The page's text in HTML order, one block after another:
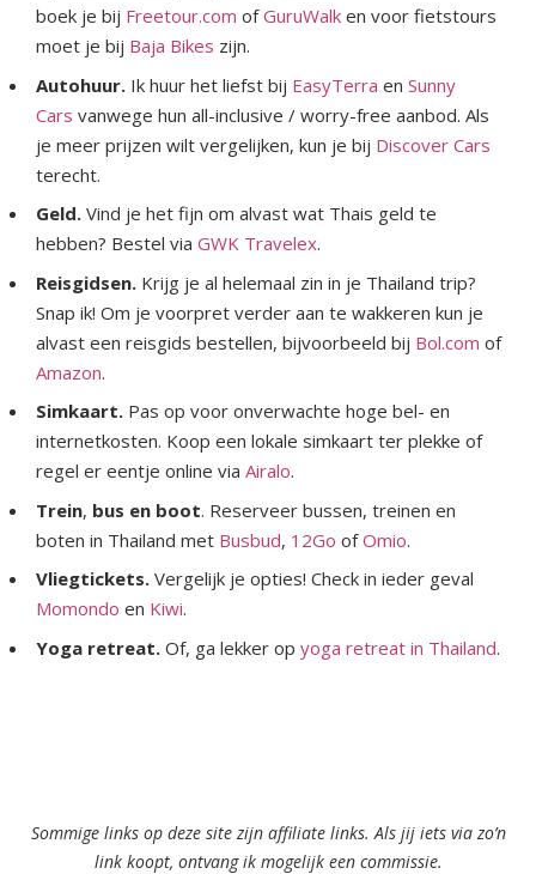
boek je bij Freetour.com ofGuruWalk en voor fietstours
moet je bij Baja Bikes zijn.
Autohuur. Ik huur het liefst bij EasyTerra en Sunny
Cars vanwege hun all-inclusive / worry-free aanbod. Als
je meer prijzen wilt vergelijken, kun je bij Discover Cars
terecht.
Geld. Vind je het fijn om alvast wat Thais geld te
hebben? Bestel via GWK Travelex.
Reisgidsen. Krijg je al helemaal zin in je Thailand trip?
Snap ik! Om je voorpret verder aan te wakkeren kun je
alvast een reisgids bestellen, bijvoorbeeld bij Bol.com of
Amazon.
Simkaart. Pas op voor onverwachte hoge bel- en
internetkosten. Koop een lokale simkaart ter plekke of
regel er eentje online via Airalo.
Trein, bus en boot. Reserveer bussen, treinen en
boten in Thailand met Busbud, 12Go ofOmio.
Vliegtickets. Vergelijk je opties! Check in ieder geval
Momondo en Kiwi.
Yoga retreat. Of, ga lekker op yoga retreat in Thailand.
Sommige links op deze site zijn affiliate links. Als jij iets via zo’n
link koopt, ontvang ik mogelijk een commissie.